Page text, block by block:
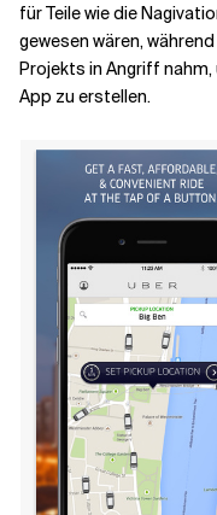
für Teile wie die
gewesen wären,
Projekts in Angriff
App zu erstellen.